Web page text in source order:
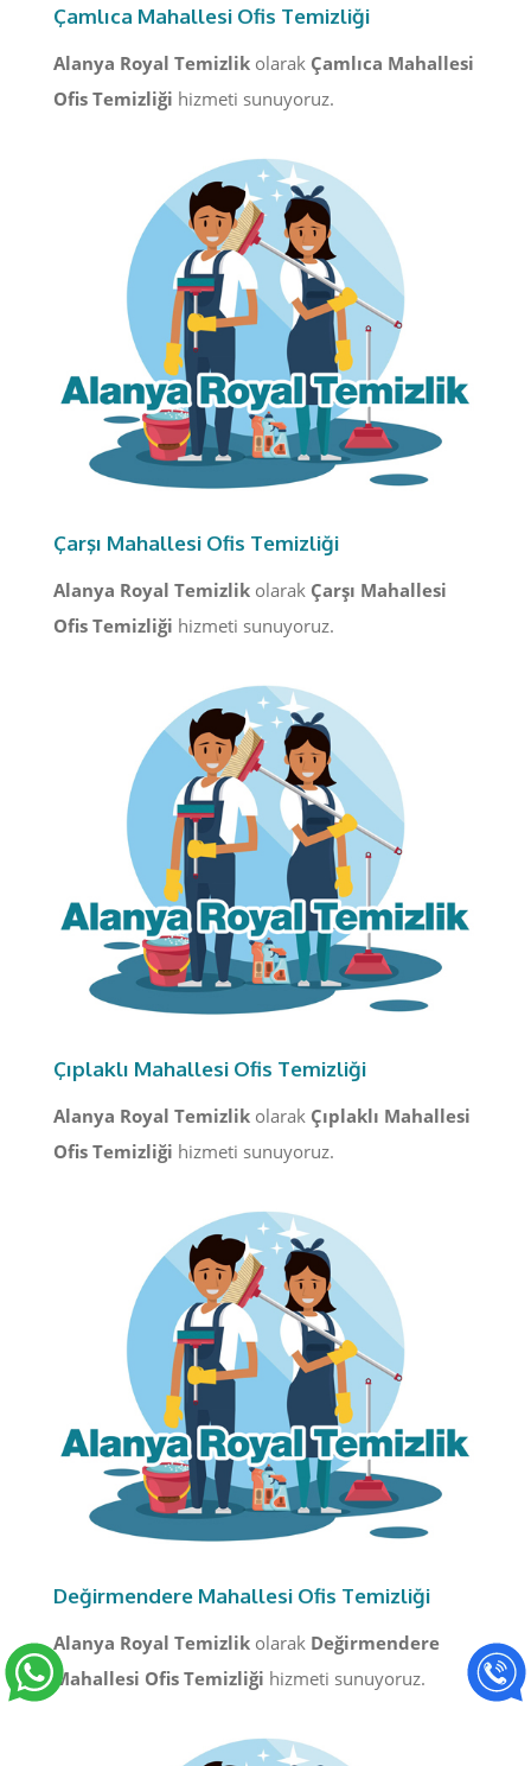
Çamlıca Mahallesi Ofis Temizliği
Alanya Royal Temizlik olarak Çamlıca Mahallesi
Ofis Temizliği hizmeti sunuyoruz.
Çarşı Mahallesi Ofis Temizliği
Alanya Royal Temizlik olarak Çarşı Mahallesi
Ofis Temizliği hizmeti sunuyoruz.
Çıplaklı Mahallesi Ofis Temizliği
Alanya Royal Temizlik olarak Çıplaklı Mahallesi
Ofis Temizliği hizmeti sunuyoruz.
Değirmendere Mahallesi Ofis Temizliği
Alanya Royal Temizlik olarak Değirmendere
Mahallesi Ofis Temizliği hizmeti sunuyoruz.